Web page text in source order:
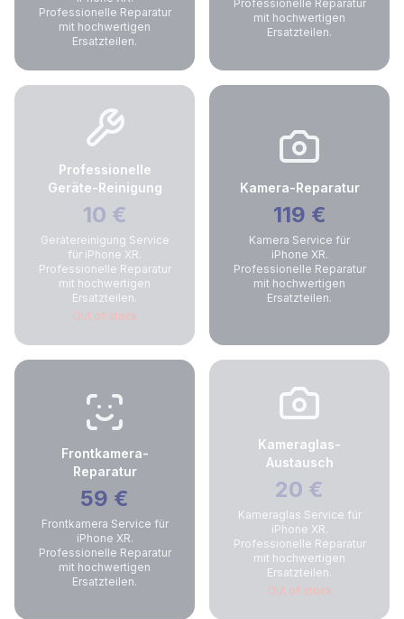
Professionelle Reparatur
mit hochwertigen
Ersatzteilen.
Professionelle Reparatur
mit hochwertigen
Ersatzteilen.
Professionelle
Geräte-Reinigung
10 €
Gerätereinigung Service
für iPhone XR.
Professionelle Reparatur
mit hochwertigen
Ersatzteilen.
Out of stock
Kamera-Reparatur
119 €
Kamera Service für
iPhone XR.
Professionelle Reparatur
mit hochwertigen
Ersatzteilen.
Frontkamera-
Reparatur
59 €
Frontkamera Service für
iPhone XR.
Professionelle Reparatur
mit hochwertigen
Ersatzteilen.
Kameraglas-
Austausch
20 €
Kameraglas Service für
iPhone XR.
Professionelle Reparatur
mit hochwertigen
Ersatzteilen.
Out of stock